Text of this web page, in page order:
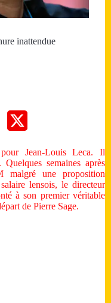
inattendue
pour Jean-Louis Leca. Il
semaines après
malgré une proposition
lensois, le directeur
à son premier véritable
de Pierre Sage.